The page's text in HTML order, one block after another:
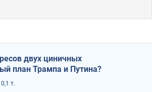
двух циничных
план Трампа и Путина?
т.